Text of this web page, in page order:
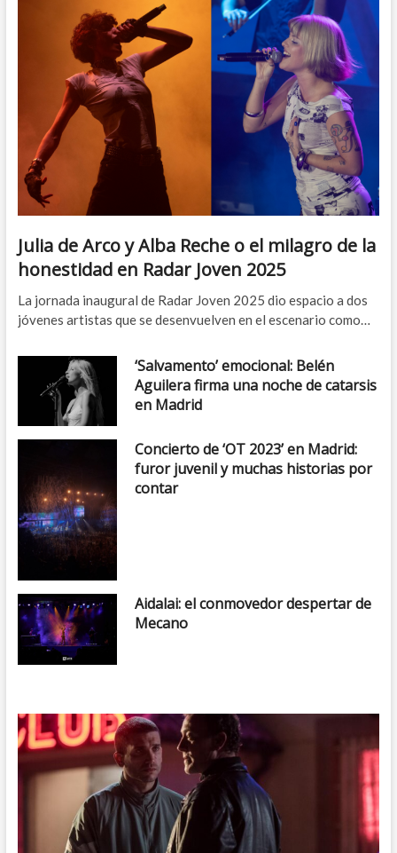
Julia de Arco y Alba Reche o el milagro de la
honestidad en Radar Joven 2025
La jornada inaugural de Radar Joven 2025 dio espacio a dos
jóvenes artistas que se desenvuelven en el escenario como…
‘Salvamento’ emocional: Belén
Aguilera firma una noche de catarsis
en Madrid
Concierto de ‘OT 2023’ en Madrid:
furor juvenil y muchas historias por
contar
Aidalai: el conmovedor despertar de
Mecano